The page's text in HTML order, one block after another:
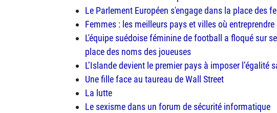
Le Parlement Européen s'engage dans la place des
Femmes : les meilleurs pays et villes où entreprendre
L'équipe suédoise féminine de football a floqué sur
place des noms des joueuses
L’Islande devient le premier pays à imposer l’égalité
Une fille face au taureau de Wall Street
La lutte
Le sexisme dans un forum de sécurité informatique